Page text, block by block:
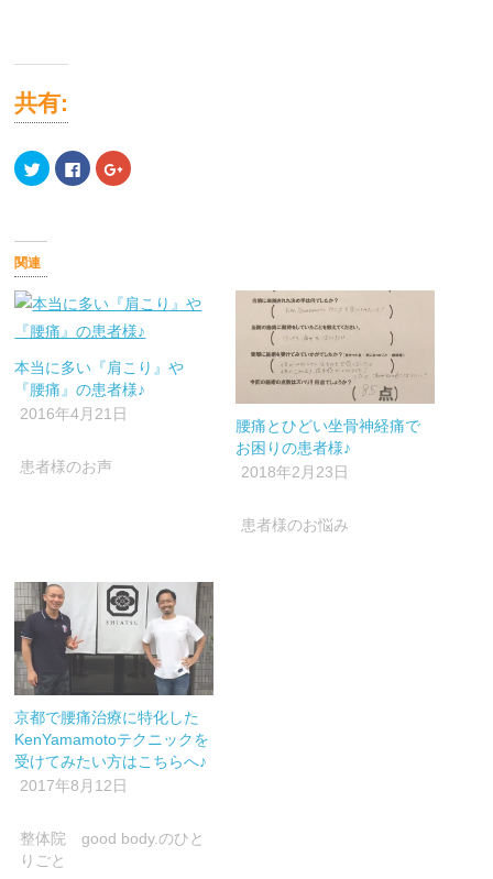
共有:
ク
リ
Twitter
有
(新
し
い
ウ
ン
ド
ウ
で
開
す)
Facebook
で
ッ
ク
し
て
だ
さ
い
(新
し
ン
ク
リ
(新
し
い
ウ
ン
ド
ウ
で
開
関連
本当に多い『肩こり』や
『腰痛』の患者様♪
2016年4月21日
患者様のお声
腰痛とひどい坐骨神経痛で
お困りの患者様♪
2018年2月23日
患者様のお悩み
京都で腰痛治療に特化した
KenYamamotoテクニックを
受けてみたい方はこちらへ♪
2017年8月12日
整体院 good body.のひと
りごと